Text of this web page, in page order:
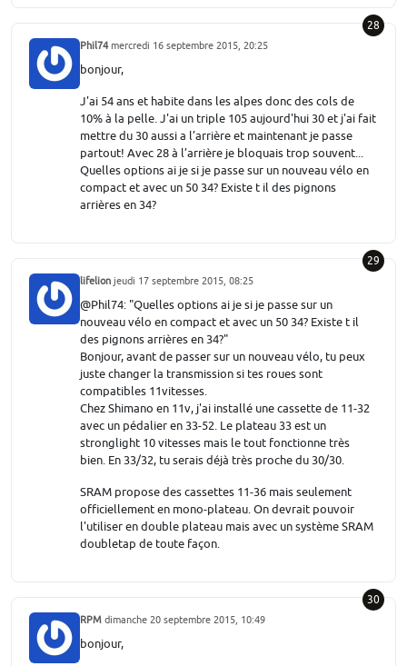
28
Phil74mercredi 16 septembre 2015, 20:25
bonjour,
J'ai 54 ans et habite dans les alpes donc des cols de
10% à la pelle. J'ai un triple 105 aujourd'hui 30 et j'ai fait
mettre du 30 aussi a l’arrière et maintenant je passe
partout! Avec 28 à l’arrière je bloquais trop souvent...
Quelles options ai je si je passe sur un nouveau vélo en
compact et avec un 50 34? Existe t il des pignons
arrières en 34?
29
lifelion jeudi 17 septembre 2015, 08:25
@Phil74: "Quelles options ai je si je passe sur un
nouveau vélo en compact et avec un 50 34? Existe t il
des pignons arrières en 34?"
Bonjour, avant de passer sur un nouveau vélo, tu peux
juste changer la transmission si tes roues sont
compatibles 11vitesses.
Chez Shimano en 11v, j'ai installé une cassette de 11-32
avec un pédalier en 33-52. Le plateau 33 est un
stronglight 10 vitesses mais le tout fonctionne très
bien. En 33/32, tu serais déjà très proche du 30/30.
SRAM propose des cassettes 11-36 mais seulement
officiellement en mono-plateau. On devrait pouvoir
l'utiliser en double plateau mais avec un système SRAM
doubletap de toute façon.
30
RPM dimanche 20 septembre 2015, 10:49
bonjour,